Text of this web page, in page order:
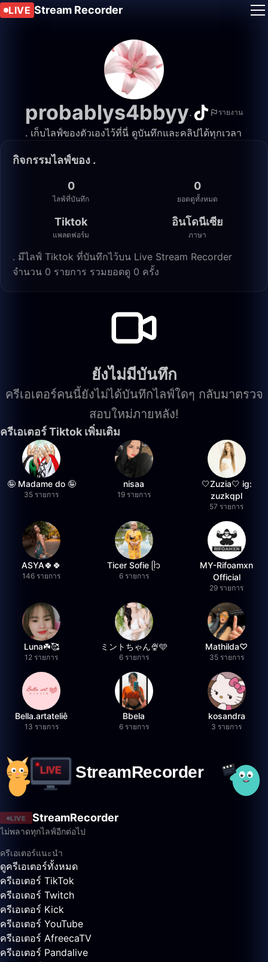
LIVE Stream Recorder
probablys4bbyy. รายงาน
. เก็บไลฟ์ของตัวเองไว้ที่นี่ ดูบันทึกและคลิปได้ทุกเวลา
กิจกรรมไลฟ์ของ .
0
ไลฟ์ที่บันทึก
0
ยอดดูทั้งหมด
Tiktok
แพลตฟอร์ม
อินโดนีเซีย
ภาษา
. มีไลฟ์ Tiktok ที่บันทึกไว้บน Live Stream Recorder
จำนวน 0 รายการ รวมยอดดู 0 ครั้ง
ยังไม่มีบันทึก
ครีเอเตอร์คนนี้ยังไม่ได้บันทึกไลฟ์ใดๆ กลับมาตรวจ
สอบใหม่ภายหลัง!
ครีเอเตอร์ Tiktok เพิ่มเติม
🤪 Madame do 🤪
35 รายการ
nisaa
19 รายการ
🤍Zuzia🤍 ig:
zuzkqpl
57 รายการ
ASYA🍀🍀
146 รายการ
Ticer Sofie ᥫ᭡
6 รายการ
MY-Rifoamxn
Official
29 รายการ
Luna☘️🥰
12 รายการ
ミントちゃん🍨🩵
6 รายการ
Mathilda♡︎
35 รายการ
Bella.artateliê
13 รายการ
Bbela
6 รายการ
kosandra
3 รายการ
LIVE StreamRecorder
ไม่พลาดทุกไลฟ์อีกต่อไป
ครีเอเตอร์แนะนำ
ดูครีเอเตอร์ทั้งหมด
ครีเอเตอร์ TikTok
ครีเอเตอร์ Twitch
ครีเอเตอร์ Kick
ครีเอเตอร์ YouTube
ครีเอเตอร์ AfreecaTV
ครีเอเตอร์ Pandalive